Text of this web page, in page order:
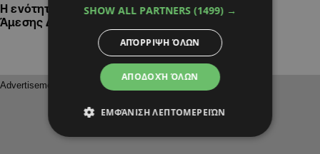
Η ενότητα ζητούμενο της
Άμεσης Δημοκρατίας
Το θολό μήνυμα της
SHOW ALL PARTNERS (1499) →
ΑΠΟΔΟΧΉ ΌΛΩΝ
ΑΠΌΡΡΙΨΗ ΌΛΩΝ
ΕΜΦΆΝΙΣΗ ΛΕΠΤΟΜΕΡΕΙΏΝ